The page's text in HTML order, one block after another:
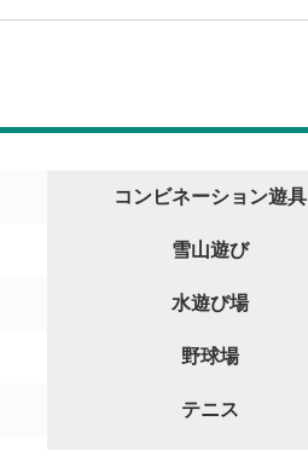
コンビネーション遊具
雪山遊び
水遊び場
野球場
テニス